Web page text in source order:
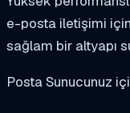
e-posta iletişimi
sağlam bir altyapı
Posta Sunucunuz